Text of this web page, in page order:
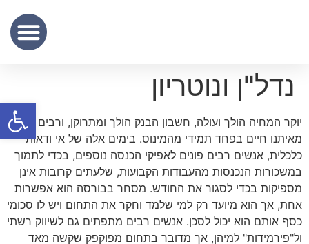
נדל"ן ונוטריון
יוקר המחיה הולך ועולה, חשבון הבנק הולך ומתרוקן, ורבים
מאיתנו חיים בפחד תמידי מהמינוס. בימים אלה של אי ודאות
כלכלית, אנשים רבים פונים לאפיקי הכנסה נוספים, בכדי לתמוך
במשכורות הנכנסות מהעבודות הקבועות, שלעתים קרובות אינן
מספיקות בכדי לסגור את החודש. מסחר בבורסה הוא אפשרות
אחת, אך הוא מיועד רק למי שלמד וחקר את התחום ויש לו סכומי
כסף אותם הוא יכול לסכן. אנשים רבים מתפתים גם לשיווק רשתי
ול"פירמידות" למיהן, אך מדובר בתחום מפוקפק שקשה מאד
פתח